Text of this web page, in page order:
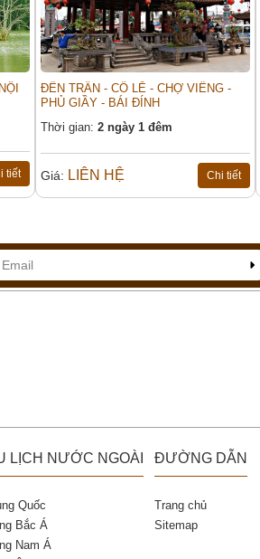
tiết
ĐỀN TRẦN - CỔ LỄ - CHỢ VIỀNG -
PHỦ GIẦY - BÁI ĐÍNH
Thời gian: 2 ngày 1 đêm
Giá: LIÊN HỆ Chi tiết
LỊCH NƯỚC NGOÀI
Quốc
Bắc Á
Nam Á
ĐƯỜNG DẪN
Trang chủ
Sitemap